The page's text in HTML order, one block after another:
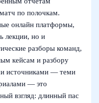
по полочкам.
онлайн платформы,
лекции, но и
разборы команд,
кейсам и разбору
источниками — теми
— это
взгляд: длинный пас